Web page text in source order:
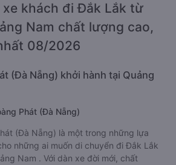
xe khách đi Đắk Lắk từ
Nam chất lượng cao,
08/2026
(Đà Nẵng) khởi hành tại Quảng
Phát (Đà Nẵng)
(Đà Nẵng) là một trong những lựa
những ai muốn di chuyển đi Đắk Lắk
Nam . Với dàn xe đời mới, chất